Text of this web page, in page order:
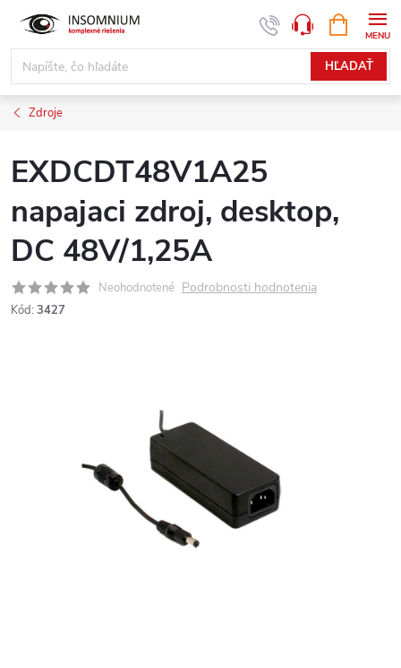
obsah
HĽADAŤ
KOŠÍK
Zdroje
EXDCDT48V1A25
napajaci zdroj, desktop,
DC 48V/1,25A
Neohodnotené Podrobnosti hodnotenia
Kód: 3427
www.insomnium.sk - Chat